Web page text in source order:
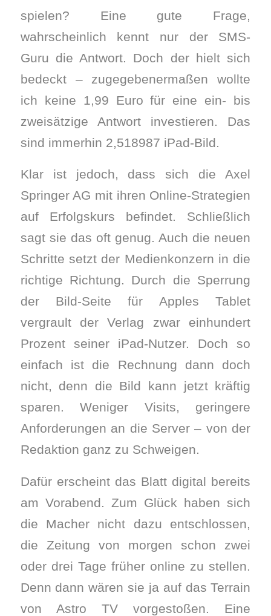
spielen? Eine gute Frage,
wahrscheinlich kennt nur der SMS-
Guru die Antwort. Doch der hielt sich
bedeckt – zugegebenermaßen wollte
ich keine 1,99 Euro für eine ein- bis
zweisätzige Antwort investieren. Das
sind immerhin 2,518987 iPad-Bild.
Klar ist jedoch, dass sich die Axel
Springer AG mit ihren Online-Strategien
auf Erfolgskurs befindet. Schließlich
sagt sie das oft genug. Auch die neuen
Schritte setzt der Medienkonzern in die
richtige Richtung. Durch die Sperrung
der Bild-Seite für Apples Tablet
vergrault der Verlag zwar einhundert
Prozent seiner iPad-Nutzer. Doch so
einfach ist die Rechnung dann doch
nicht, denn die Bild kann jetzt kräftig
sparen. Weniger Visits, geringere
Anforderungen an die Server – von der
Redaktion ganz zu Schweigen.
Dafür erscheint das Blatt digital bereits
am Vorabend. Zum Glück haben sich
die Macher nicht dazu entschlossen,
die Zeitung von morgen schon zwei
oder drei Tage früher online zu stellen.
Denn dann wären sie ja auf das Terrain
von Astro TV vorgestoßen. Eine